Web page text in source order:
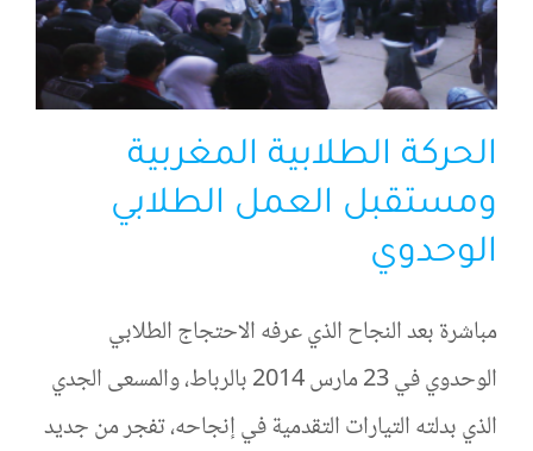
الحركة الطلابية المغربية
ومستقبل العمل الطلابي
الوحدوي
مباشرة بعد النجاح الذي عرفه الاحتجاج الطلابي
الوحدوي في 23 مارس 2014 بالرباط، والمسعى الجدي
الذي بدلته التيارات التقدمية في إنجاحه، تفجر من جديد